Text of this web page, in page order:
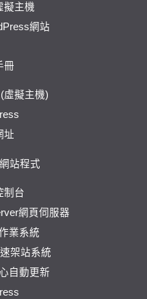
擬主機
網站
冊
虛擬主機)
址
站程式
制台
網頁伺服器
業系統
架站系統
自動更新